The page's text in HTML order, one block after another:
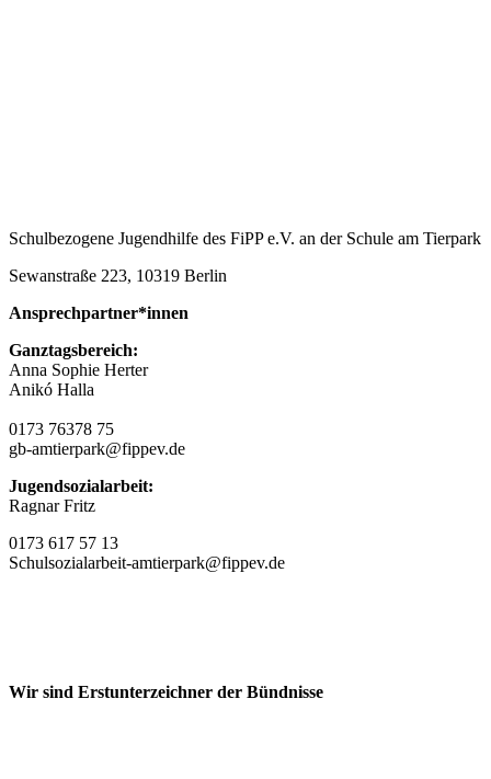
Schulbezogene Jugendhilfe des FiPP e.V. an der Schule am Tierpark
Sewanstraße 223, 10319 Berlin
Ansprechpartner*innen
Ganztagsbereich:
Anna Sophie Herter
Anikó Halla
0173 76378 75
gb-amtierpark@fippev.de
Jugendsozialarbeit:
Ragnar Fritz
0173 617 57 13
Schulsozialarbeit-amtierpark@fippev.de
Wir sind Erstunterzeichner der Bündnisse